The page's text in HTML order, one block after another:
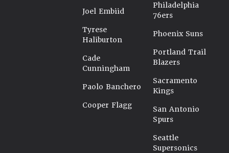
Joel Embiid
Tyrese
Haliburton
Cade
Cunningham
Paolo Banchero
Cooper Flagg
Philadelphia
76ers
Phoenix Suns
Portland Trail
Blazers
Sacramento
Kings
San Antonio
Spurs
Seattle
Supersonics